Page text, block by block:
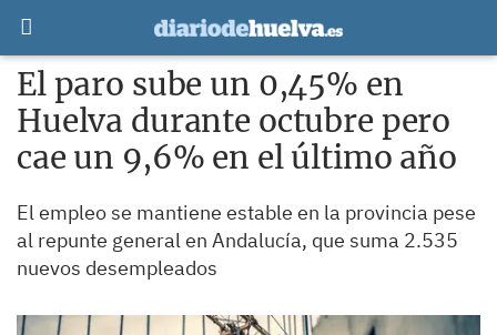
El paro sube un 0,45% en
Huelva durante octubre pero
cae un 9,6% en el último año
El empleo se mantiene estable en la provincia pese
al repunte general en Andalucía, que suma 2.535
nuevos desempleados